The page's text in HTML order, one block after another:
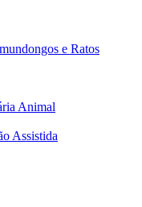
e Ratos
Animal
Assistida